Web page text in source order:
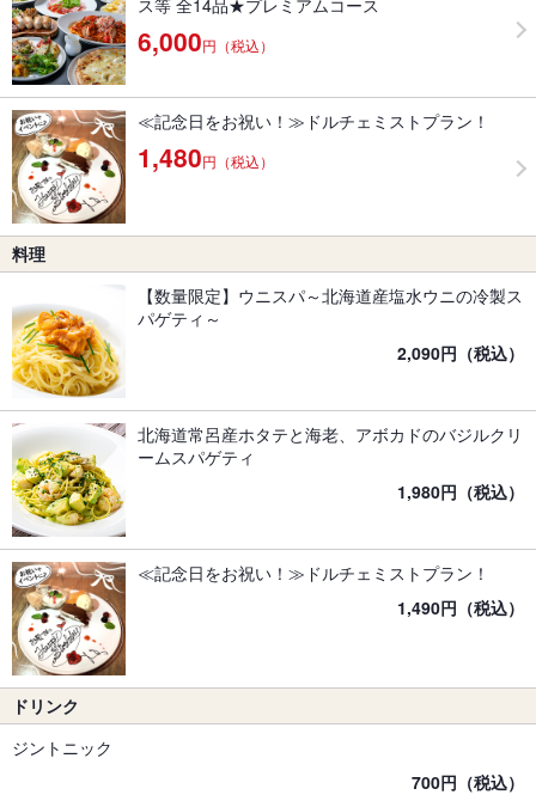
ス等 全14品★プレミアムコース
6,000円（税込）
≪記念日をお祝い！≫ドルチェミストプラン！
1,480円（税込）
料理
【数量限定】ウニスパ～北海道産塩水ウニの冷製ス
パゲティ～
2,090円（税込）
北海道常呂産ホタテと海老、アボカドのバジルクリ
ームスパゲティ
1,980円（税込）
≪記念日をお祝い！≫ドルチェミストプラン！
1,490円（税込）
ドリンク
ジントニック
700円（税込）